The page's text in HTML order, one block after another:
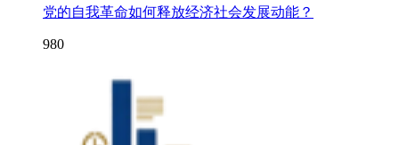
党的自我革命如何释放经济社会发展动能？
980